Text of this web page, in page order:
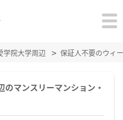
学院大学周辺 保証人不要のウィ
マンスリーマンション・